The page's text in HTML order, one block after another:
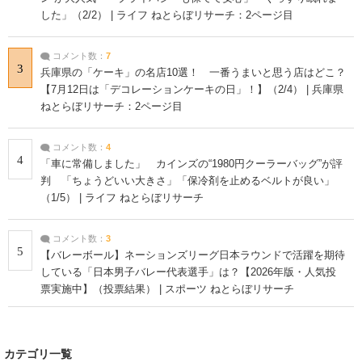
した」（2/2） | ライフ ねとらぼリサーチ：2ページ目
3
コメント数： 7
兵庫県の「ケーキ」の名店10選！ 一番うまいと思う店はどこ？
【7月12日は「デコレーションケーキの日」！】（2/4） | 兵庫県
ねとらぼリサーチ：2ページ目
4
コメント数： 4
「車に常備しました」 カインズの“1980円クーラーバッグ”が評
判 「ちょうどいい大きさ」「保冷剤を止めるベルトが良い」
（1/5） | ライフ ねとらぼリサーチ
5
コメント数： 3
【バレーボール】ネーションズリーグ日本ラウンドで活躍を期待
している「日本男子バレー代表選手」は？【2026年版・人気投
票実施中】（投票結果） | スポーツ ねとらぼリサーチ
カテゴリ一覧